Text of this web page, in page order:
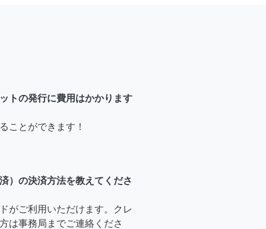
トの発行に費用はかかります
ことができます！
）の決済方法を教えてくださ
がご利用いただけます。クレ
は事務局までご連絡くださ